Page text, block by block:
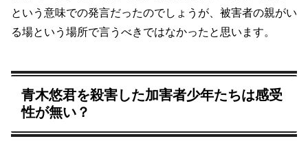
という意味での発言だったのでしょうが、被害者の親がい
る場という場所で言うべきではなかったと思います。
青木悠君を殺害した加害者少年たちは感受
性が無い？